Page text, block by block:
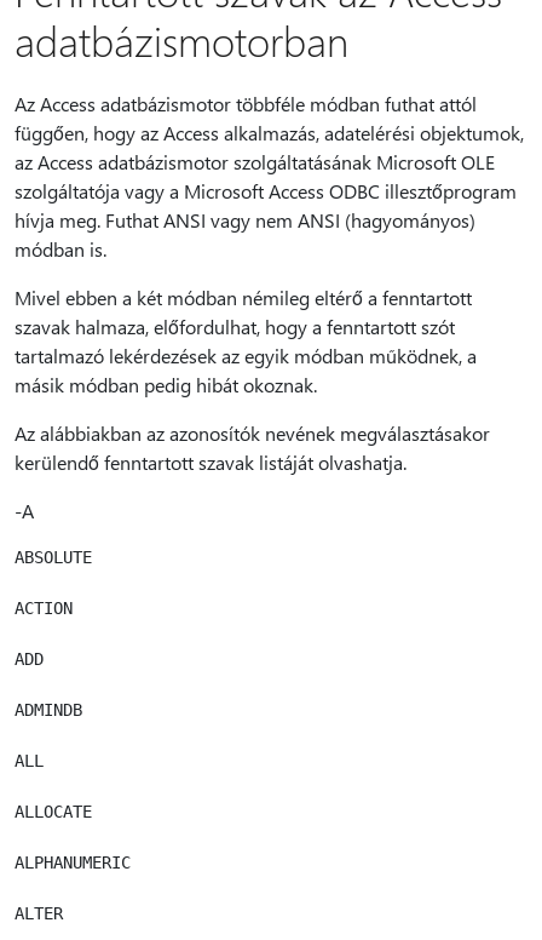
adatbázismotorban
Az Access adatbázismotor többféle módban futhat attól
függően, hogy az Access alkalmazás, adatelérési objektumok,
az Access adatbázismotor szolgáltatásának Microsoft OLE
szolgáltatója vagy a Microsoft Access ODBC illesztőprogram
hívja meg. Futhat ANSI vagy nem ANSI (hagyományos)
módban is.
Mivel ebben a két módban némileg eltérő a fenntartott
szavak halmaza, előfordulhat, hogy a fenntartott szót
tartalmazó lekérdezések az egyik módban működnek, a
másik módban pedig hibát okoznak.
Az alábbiakban az azonosítók nevének megválasztásakor
kerülendő fenntartott szavak listáját olvashatja.
-A
ABSOLUTE
ACTION
ADD
ADMINDB
ALL
ALLOCATE
ALPHANUMERIC
ALTER